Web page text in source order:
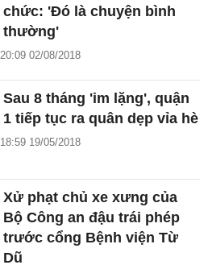
chức: 'Đó là chuyện bình
thường'
20:09 02/08/2018
Sau 8 tháng 'im lặng', quận
1 tiếp tục ra quân dẹp vỉa hè
18:59 19/05/2018
Xử phạt chủ xe xưng của
Bộ Công an đậu trái phép
trước cổng Bệnh viện Từ
Dũ